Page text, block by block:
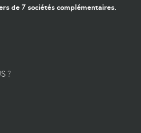
de 7 sociétés complémentaires.
?